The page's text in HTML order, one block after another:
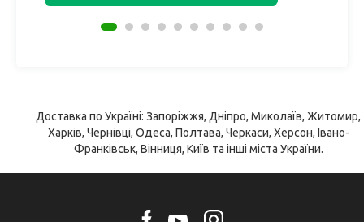
Доставка по Україні: Запоріжжя, Дніпро, Миколаїв, Житомир,
Харків, Чернівці, Одеса, Полтава, Черкаси, Херсон, Івано-
Франківськ, Вінниця, Київ та інші міста України.